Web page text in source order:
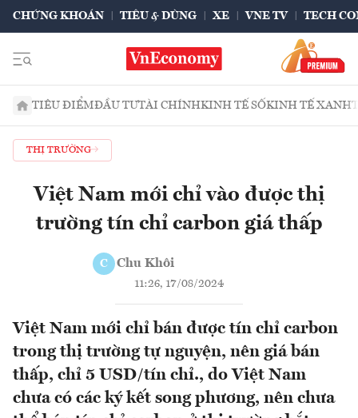
CHỨNG KHOÁN TIÊU & DÙNG XE VNE TV TECH
TIÊU ĐIỂMĐẦU TƯTÀI CHÍNHKINH TẾ SỐKINH TẾ XANH
THỊ TRƯỜNG
Việt Nam mới chỉ vào được thị
trường tín chỉ carbon giá thấp
C Chu Khôi
11:26, 17/08/2024
Việt Nam mới chỉ bán được tín chỉ carbon
trong thị trường tự nguyện, nên giá bán
thấp, chỉ 5 USD/tín chỉ., do Việt Nam
chưa có các ký kết song phương, nên chưa